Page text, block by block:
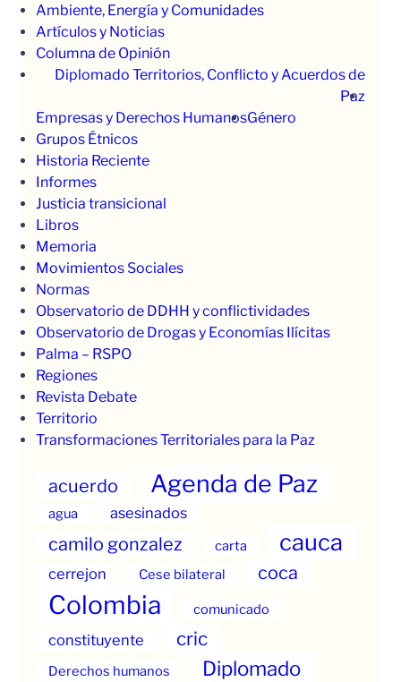
Ambiente, Energía y Comunidades
Artículos y Noticias
Columna de Opinión
Diplomado Territorios, Conflicto y Acuerdos de
Paz
Empresas y Derechos HumanosGénero
Grupos Étnicos
Historia Reciente
Informes
Justicia transicional
Libros
Memoria
Movimientos Sociales
Normas
Observatorio de DDHH y conflictividades
Observatorio de Drogas y Economías Ilícitas
Palma – RSPO
Regiones
Revista Debate
Territorio
Transformaciones Territoriales para la Paz
acuerdo Agenda de Paz
agua asesinados
camilo gonzalez carta cauca
cerrejon Cese bilateral coca
Colombia comunicado
constituyente cric
Derechos humanos Diplomado